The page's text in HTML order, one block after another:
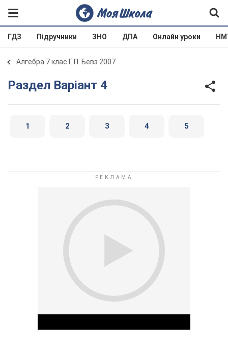
ГДЗ Підручники ЗНО ДПА Онлайн уроки
Алгебра 7 клас Г. П. Бевз 2007
Раздел Варіант 4
1 2 3 4 5